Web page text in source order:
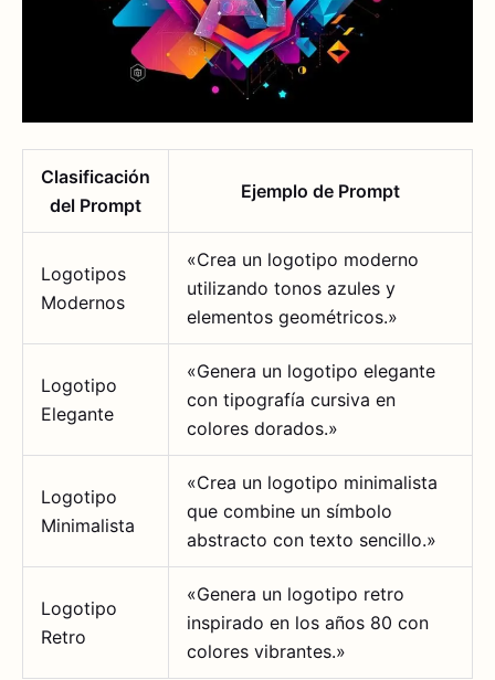
Clasificación
del Prompt
Ejemplo de Prompt
Logotipos
Modernos
«Crea un logotipo moderno
utilizando tonos azules y
elementos geométricos.»
Logotipo
Elegante
«Genera un logotipo elegante
con tipografía cursiva en
colores dorados.»
Logotipo
Minimalista
«Crea un logotipo minimalista
que combine un símbolo
abstracto con texto sencillo.»
Logotipo
Retro
«Genera un logotipo retro
inspirado en los años 80 con
colores vibrantes.»